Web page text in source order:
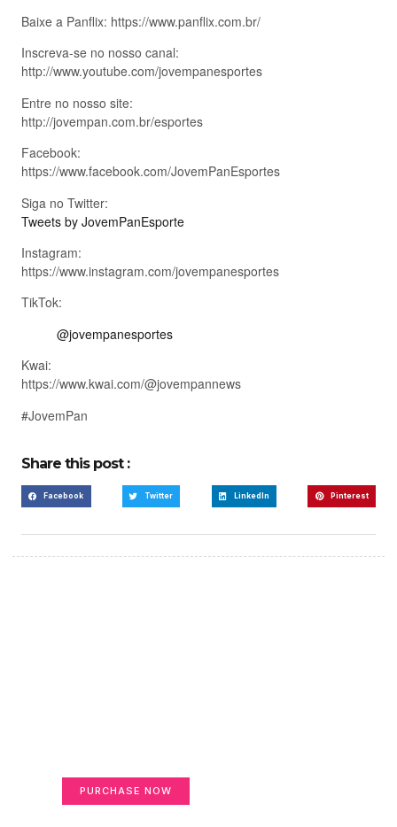
Baixe a Panflix: https://www.panflix.com.br/
Inscreva-se no nosso canal:
http://www.youtube.com/jovempanesportes
Entre no nosso site:
http://jovempan.com.br/esportes
Facebook:
https://www.facebook.com/JovemPanEsportes
Siga no Twitter:
Tweets by JovemPanEsporte
Instagram:
https://www.instagram.com/jovempanesportes
TikTok:
@jovempanesportes
Kwai:
https://www.kwai.com/@jovempannews
#JovemPan
Share this post :
Facebook Twitter LinkedIn Pinterest
PURCHASE NOW